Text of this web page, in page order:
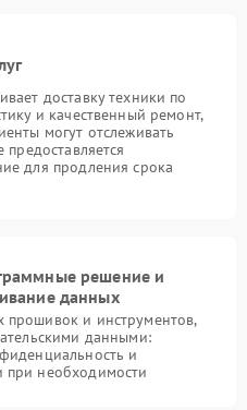
доставку техники по
и качественный ремонт,
могут отслеживать
для продления срока
решение и
данных
и инструментов,
данными:
и
при необходимости